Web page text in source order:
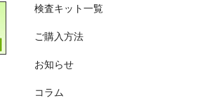
検査キット一覧
ご購入方法
お知らせ
コラム